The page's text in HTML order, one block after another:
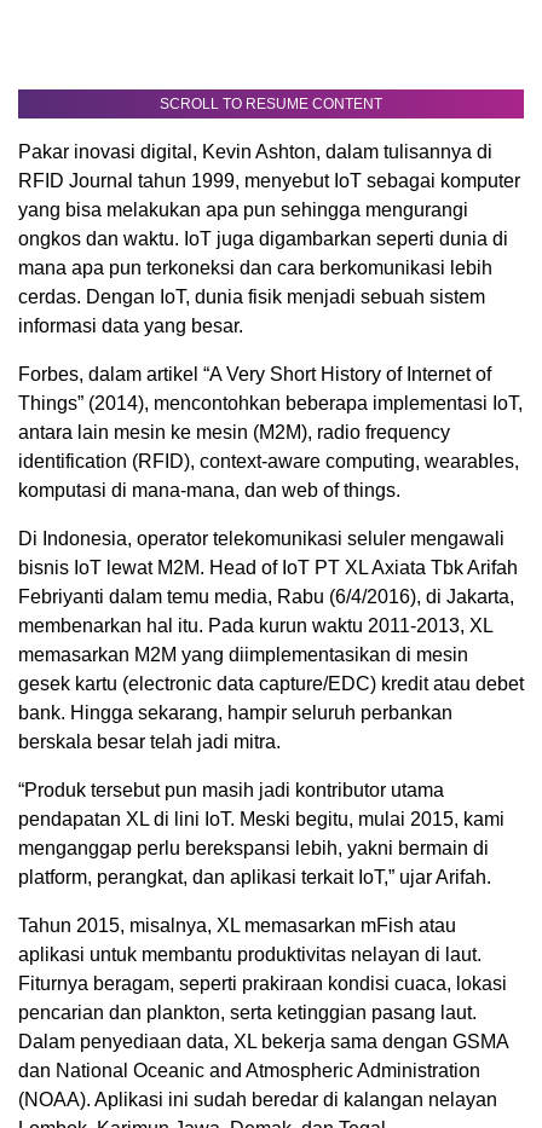
SCROLL TO RESUME CONTENT
Pakar inovasi digital, Kevin Ashton, dalam tulisannya di
RFID Journal tahun 1999, menyebut IoT sebagai komputer
yang bisa melakukan apa pun sehingga mengurangi
ongkos dan waktu. IoT juga digambarkan seperti dunia di
mana apa pun terkoneksi dan cara berkomunikasi lebih
cerdas. Dengan IoT, dunia fisik menjadi sebuah sistem
informasi data yang besar.
Forbes, dalam artikel “A Very Short History of Internet of
Things” (2014), mencontohkan beberapa implementasi IoT,
antara lain mesin ke mesin (M2M), radio frequency
identification (RFID), context-aware computing, wearables,
komputasi di mana-mana, dan web of things.
Di Indonesia, operator telekomunikasi seluler mengawali
bisnis IoT lewat M2M. Head of IoT PT XL Axiata Tbk Arifah
Febriyanti dalam temu media, Rabu (6/4/2016), di Jakarta,
membenarkan hal itu. Pada kurun waktu 2011-2013, XL
memasarkan M2M yang diimplementasikan di mesin
gesek kartu (electronic data capture/EDC) kredit atau debet
bank. Hingga sekarang, hampir seluruh perbankan
berskala besar telah jadi mitra.
“Produk tersebut pun masih jadi kontributor utama
pendapatan XL di lini IoT. Meski begitu, mulai 2015, kami
menganggap perlu berekspansi lebih, yakni bermain di
platform, perangkat, dan aplikasi terkait IoT,” ujar Arifah.
Tahun 2015, misalnya, XL memasarkan mFish atau
aplikasi untuk membantu produktivitas nelayan di laut.
Fiturnya beragam, seperti prakiraan kondisi cuaca, lokasi
pencarian dan plankton, serta ketinggian pasang laut.
Dalam penyediaan data, XL bekerja sama dengan GSMA
dan National Oceanic and Atmospheric Administration
(NOAA). Aplikasi ini sudah beredar di kalangan nelayan